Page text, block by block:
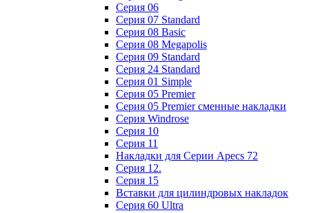
Cерия 06
Cерия 07 Standard
Cерия 08 Basic
Cерия 08 Megapolis
Cерия 09 Standard
Cерия 24 Standard
Серия 01 Simple
Серия 05 Premier
Серия 05 Premier сменные накладки
Cерия Windrose
Серия 10
Серия 11
Накладки для Серии Apecs 72
Серия 12.
Серия 15
Вставки для цилиндровых накладок
Серия 60 Ultra